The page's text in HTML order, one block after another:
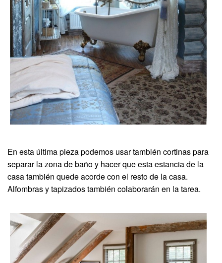
En esta última pieza podemos usar también cortinas para
separar la zona de baño y hacer que esta estancia de la
casa también quede acorde con el resto de la casa.
Alfombras y tapizados también colaborarán en la tarea.